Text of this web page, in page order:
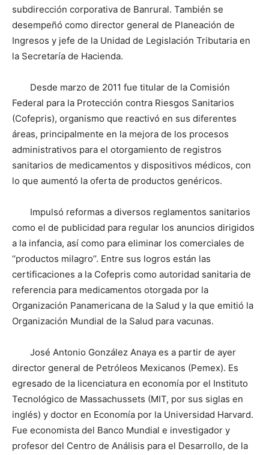
subdirección corporativa de Banrural. También se
desempeñó como director general de Planeación de
Ingresos y jefe de la Unidad de Legislación Tributaria en
la Secretaría de Hacienda.
Desde marzo de 2011 fue titular de la Comisión
Federal para la Protección contra Riesgos Sanitarios
(Cofepris), organismo que reactivó en sus diferentes
áreas, principalmente en la mejora de los procesos
administrativos para el otorgamiento de registros
sanitarios de medicamentos y dispositivos médicos, con
lo que aumentó la oferta de productos genéricos.
Impulsó reformas a diversos reglamentos sanitarios
como el de publicidad para regular los anuncios dirigidos
a la infancia, así como para eliminar los comerciales de
‘‘productos milagro’’. Entre sus logros están las
certificaciones a la Cofepris como autoridad sanitaria de
referencia para medicamentos otorgada por la
Organización Panamericana de la Salud y la que emitió la
Organización Mundial de la Salud para vacunas.
José Antonio González Anaya es a partir de ayer
director general de Petróleos Mexicanos (Pemex). Es
egresado de la licenciatura en economía por el Instituto
Tecnológico de Massachussets (MIT, por sus siglas en
inglés) y doctor en Economía por la Universidad Harvard.
Fue economista del Banco Mundial e investigador y
profesor del Centro de Análisis para el Desarrollo, de la